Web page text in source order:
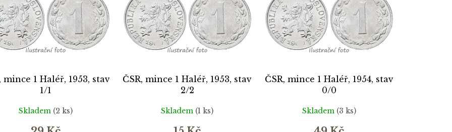
mince 1 Haléř, 1953, stav
1/1
Skladem (2 ks)
ČSR, mince 1 Haléř, 1953, stav
2/2
Skladem (1 ks)
ČSR, mince 1 Haléř, 1954, stav
0/0
Skladem (3 ks)